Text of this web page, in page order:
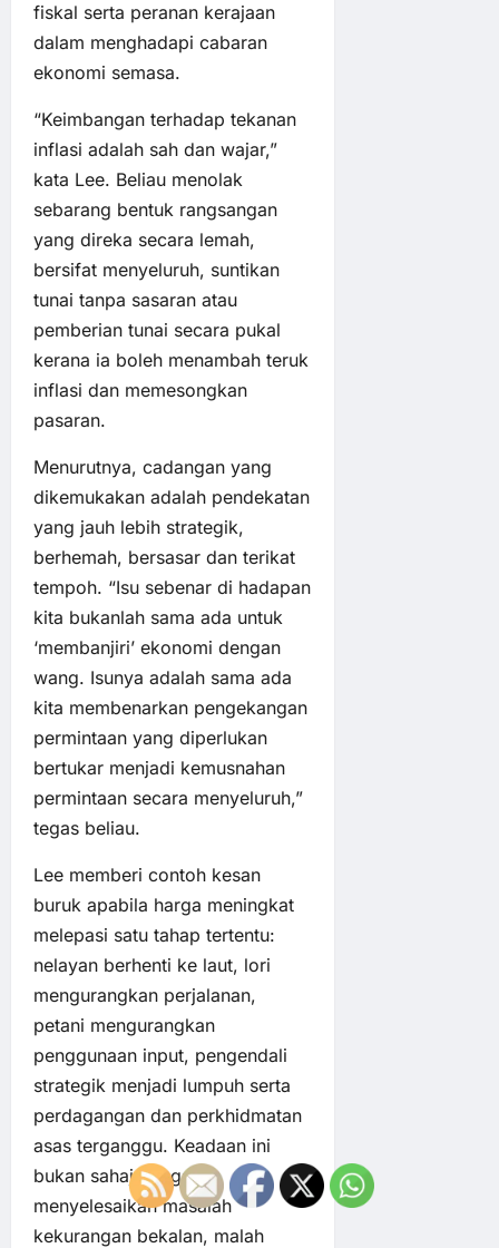
fiskal serta peranan kerajaan
dalam menghadapi cabaran
ekonomi semasa.
“Keimbangan terhadap tekanan
inflasi adalah sah dan wajar,”
kata Lee. Beliau menolak
sebarang bentuk rangsangan
yang direka secara lemah,
bersifat menyeluruh, suntikan
tunai tanpa sasaran atau
pemberian tunai secara pukal
kerana ia boleh menambah teruk
inflasi dan memesongkan
pasaran.
Menurutnya, cadangan yang
dikemukakan adalah pendekatan
yang jauh lebih strategik,
berhemah, bersasar dan terikat
tempoh. “Isu sebenar di hadapan
kita bukanlah sama ada untuk
‘membanjiri’ ekonomi dengan
wang. Isunya adalah sama ada
kita membenarkan pengekangan
permintaan yang diperlukan
bertukar menjadi kemusnahan
permintaan secara menyeluruh,”
tegas beliau.
Lee memberi contoh kesan
buruk apabila harga meningkat
melepasi satu tahap tertentu:
nelayan berhenti ke laut, lori
mengurangkan perjalanan,
petani mengurangkan
penggunaan input, pengendali
strategik menjadi lumpuh serta
perdagangan dan perkhidmatan
asas terganggu. Keadaan ini
bukan sahaja gagal
menyelesaikan masalah
kekurangan bekalan, malah